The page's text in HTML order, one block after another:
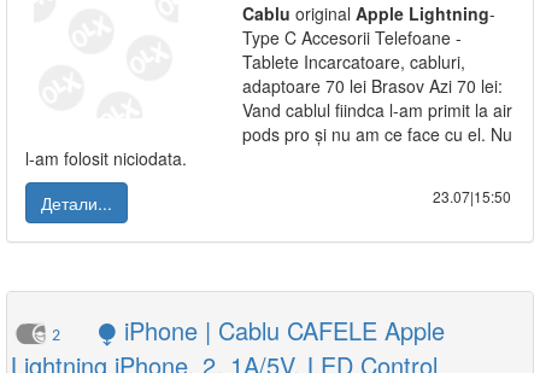
Cablu original Apple Lightning-
Type C Accesorii Telefoane -
Tablete Incarcatoare, cabluri,
adaptoare 70 lei Brasov Azi 70 lei:
Vand cablul fiindca l-am primit la air
pods pro și nu am ce face cu el. Nu
l-am folosit niciodata.
Детали...
23.07|15:50
2
⧭ iPhone | Cablu CAFELE Apple
Lightning iPhone, 2. 1A/5V, LED Control